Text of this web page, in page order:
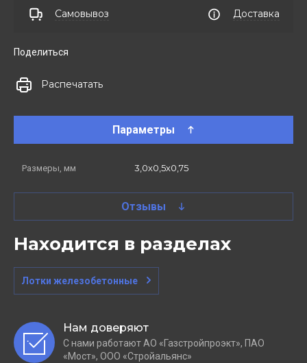
Самовывоз Доставка
Поделиться
Распечатать
Параметры
Размеры, мм 3,0х0,5х0,75
Отзывы
Находится в разделах
Лотки железобетонные
Нам доверяют
С нами работают АО «Газстройпроэкт», ПАО
«Мост», ООО «Стройальянс»